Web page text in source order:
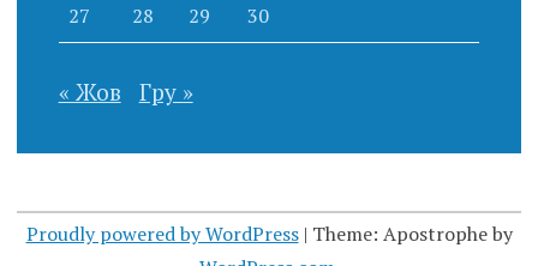
27 28 29 30
« Жов Гру »
Proudly powered by WordPress | Theme: Apostrophe by